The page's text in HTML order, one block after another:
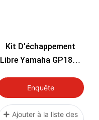
Kit D'échappement
Libre Yamaha GP1800
CRUISER HO 1.8L
YAMAHA-04
Enquête
Ajouter à la liste des